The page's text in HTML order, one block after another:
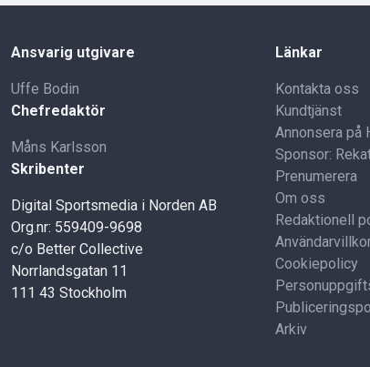
Ansvarig utgivare
Uffe Bodin
Chefredaktör
Måns Karlsson
Skribenter
Digital Sportsmedia i Norden AB
Org.nr: 559409-9698
c/o Better Collective
Norrlandsgatan 11
111 43 Stockholm
Länkar
Kontakta oss
Kundtjänst
Annonsera på
Sponsor:
Prenumerera
Om oss
Redaktionell
Cookiepolicy
Arkiv